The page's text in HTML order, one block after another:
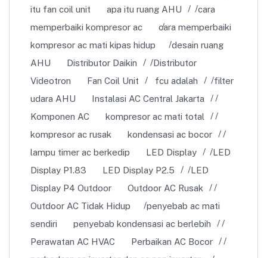
itu fan coil unit
apa itu ruang AHU
cara
memperbaiki kompresor ac
cara memperbaiki
kompresor ac mati kipas hidup
desain ruang
AHU
Distributor Daikin
Distributor
Videotron
Fan Coil Unit fcu adalah
filter
udara AHU
Instalasi AC Central Jakarta
Komponen AC
kompresor ac mati total
kompresor ac rusak
kondensasi ac bocor
lampu timer ac berkedip
LED Display
LED
Display P1.83
LED Display P2.5
LED
Display P4 Outdoor
Outdoor AC Rusak
Outdoor AC Tidak Hidup
penyebab ac mati
sendiri
penyebab kondensasi ac berlebih
Perawatan AC HVAC
Perbaikan AC Bocor